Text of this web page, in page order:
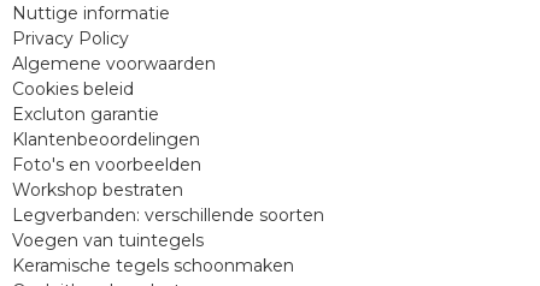
Nuttige informatie
Privacy Policy
Algemene voorwaarden
Cookies beleid
Excluton garantie
Klantenbeoordelingen
Foto's en voorbeelden
Workshop bestraten
Legverbanden: verschillende soorten
Voegen van tuintegels
Keramische tegels schoonmaken